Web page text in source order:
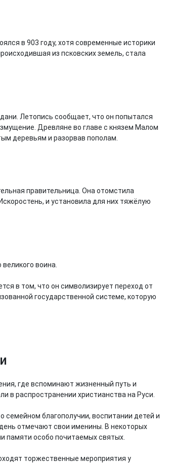
в 903 году, хотя современные историки
из псковских земель, стала
Летопись сообщает, что он попытался
Древляне во главе с князем Малом
деревьям и разорвав пополам.
правительница. Она отомстила
и установила для них тяжёлую
воина.
в том, что он символизирует переход от
государственной системе, которую
где вспоминают жизненный путь и
в распространении христианства на Руси.
благополучии, воспитании детей и
отмечают свои именины. В некоторых
памяти особо почитаемых святых.
торжественные мероприятия у
Одобряете ли вы
антитабачный
законопроект?
Нужна ли "хартия
ответственного
блогера"?